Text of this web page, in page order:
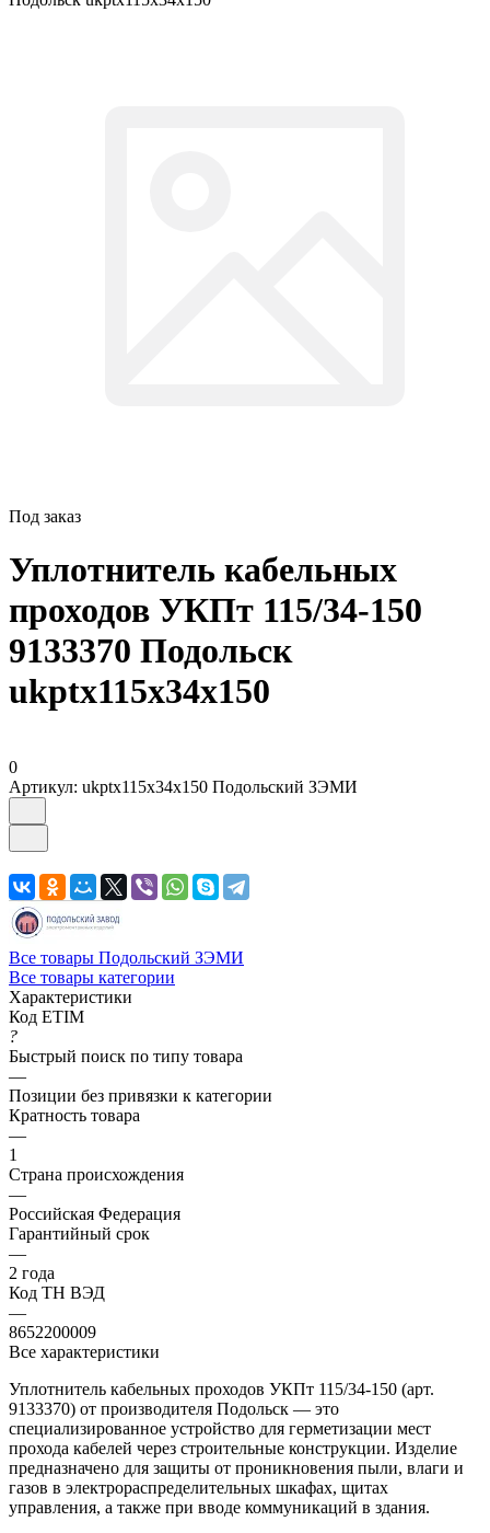
Под заказ
Уплотнитель кабельных
проходов УКПт 115/34-150
9133370 Подольск
ukptx115x34x150
0
Артикул: ukptx115x34x150 Подольский ЗЭМИ
Все товары Подольский ЗЭМИ
Все товары категории
Характеристики
Код ETIM
?
Быстрый поиск по типу товара
—
Позиции без привязки к категории
Кратность товара
—
1
Страна происхождения
—
Российская Федерация
Гарантийный срок
—
2 года
Код ТН ВЭД
—
8652200009
Все характеристики
Уплотнитель кабельных проходов УКПт 115/34-150 (арт.
9133370) от производителя Подольск — это
специализированное устройство для герметизации мест
прохода кабелей через строительные конструкции. Изделие
предназначено для защиты от проникновения пыли, влаги и
газов в электрораспределительных шкафах, щитах
управления, а также при вводе коммуникаций в здания.